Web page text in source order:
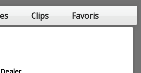
Clips
Favoris